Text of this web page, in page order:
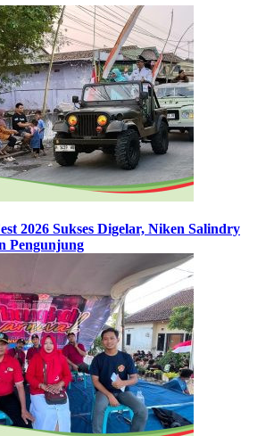
2026 Sukses Digelar, Niken Salindry
Pengunjung